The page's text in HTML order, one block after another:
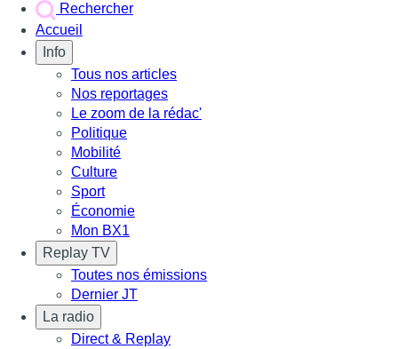
Rechercher
Accueil
Info
Tous nos articles
Nos reportages
Le zoom de la rédac'
Politique
Mobilité
Culture
Sport
Économie
Mon BX1
Replay TV
Toutes nos émissions
Dernier JT
La radio
Direct & Replay